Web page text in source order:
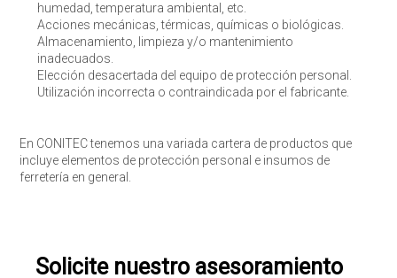
humedad, temperatura ambiental, etc.
Acciones mecánicas, térmicas, químicas o biológicas.
Almacenamiento, limpieza y/o mantenimiento
inadecuados.
Elección desacertada del equipo de protección personal.
Utilización incorrecta o contraindicada por el fabricante.
En CONITEC tenemos una variada cartera de productos que
incluye elementos de protección personal e insumos de
ferretería en general.
Solicite nuestro asesoramiento